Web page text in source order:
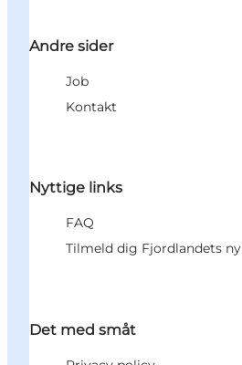
Andre sider
Job
Kontakt
Nyttige links
FAQ
Tilmeld dig Fjordlandets
Det med småt